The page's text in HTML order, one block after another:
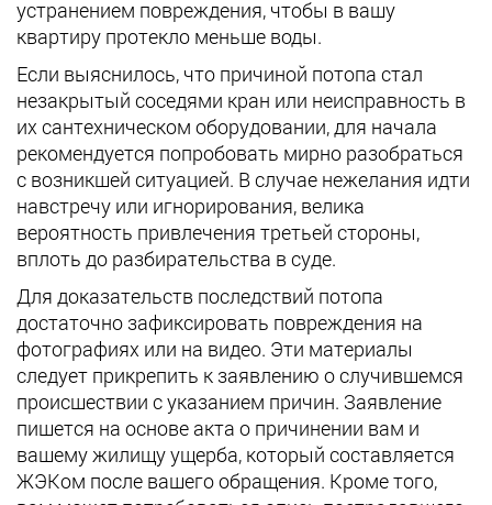
устранением повреждения, чтобы в вашу
квартиру протекло меньше воды.
Если выяснилось, что причиной потопа стал
незакрытый соседями кран или неисправность в
их сантехническом оборудовании, для начала
рекомендуется попробовать мирно разобраться
с возникшей ситуацией. В случае нежелания идти
навстречу или игнорирования, велика
вероятность привлечения третьей стороны,
вплоть до разбирательства в суде.
Для доказательств последствий потопа
достаточно зафиксировать повреждения на
фотографиях или на видео. Эти материалы
следует прикрепить к заявлению о случившемся
происшествии с указанием причин. Заявление
пишется на основе акта о причинении вам и
вашему жилищу ущерба, который составляется
ЖЭКом после вашего обращения. Кроме того,